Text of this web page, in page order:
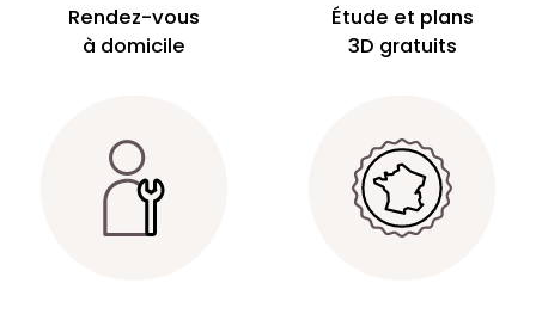
Rendez-vous
à domicile
Étude et plans
3D gratuits